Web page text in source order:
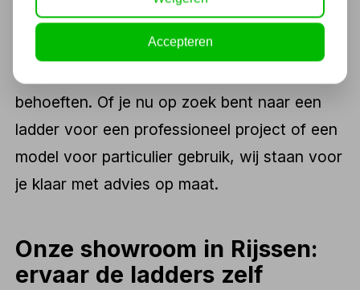
diepgaande kennis van onze producten en
helpen je graag bij het kiezen van de juiste
enkele ladder
behoeften. Of je nu op zoek bent naar een
ladder voor een professioneel project of een
model voor particulier gebruik, wij staan voor
je klaar met advies op maat.
Onze showroom in Rijssen:
ervaar de ladders zelf
Accepteren